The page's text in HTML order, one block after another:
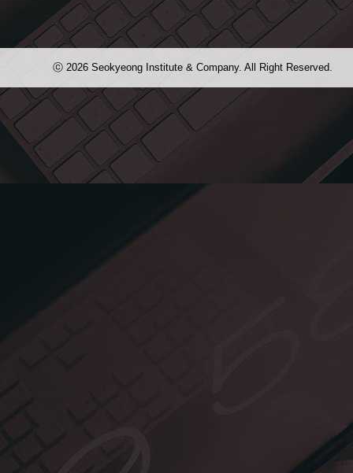
2013 서경대 뮤직스쿨 하모니 페스티
벌 프로그램입니다.
ⓒ 2026 Seokyeong Institute & Company. All Right Reserved.